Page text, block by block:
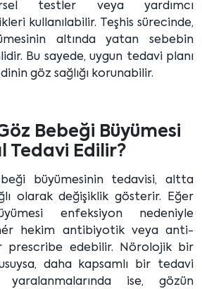
testler veya yardımcı
kullanılabilir. Teşhis sürecinde,
altında yatan sebebin
Bu sayede, uygun tedavi planı
göz sağlığı korunabilir.
Bebeği Büyümesi
Tedavi Edilir?
büyümesinin tedavisi, altta
olarak değişiklik gösterir. Eğer
enfeksiyon nedeniyle
hekim antibiyotik veya anti-
prescribe edebilir. Nörolojik bir
daha kapsamlı bir tedavi
ise, gözün